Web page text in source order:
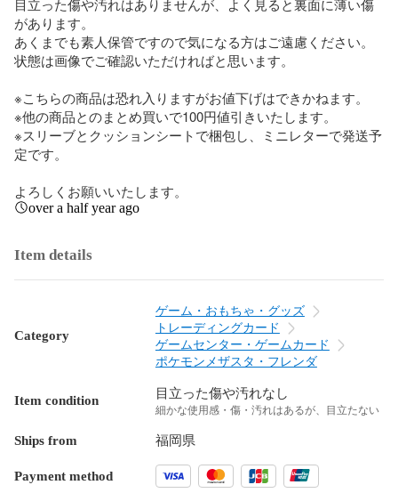
があります。
あくまでも素人保管ですので気になる方はご遠慮ください。
状態は画像でご確認いただければと思います。
※こちらの商品は恐れ入りますがお値下げはできかねます。
※他の商品とのまとめ買いで100円値引きいたします。
※スリーブとクッションシートで梱包し、ミニレターで発送予
定です。
よろしくお願いいたします。
over a half year ago
Item details
Category
ゲーム・おもちゃ・グッズ
トレーディングカード
ゲームセンター・ゲームカード
ポケモンメザスタ・フレンダ
Item condition 目立った傷や汚れなし
細かな使用感・傷・汚れはあるが、目立たない
Ships from 福岡県
Payment method